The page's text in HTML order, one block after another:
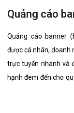
Quảng cáo
Quảng cáo banner
được cá nhân, doanh
trực tuyến nhanh và
hạnh đem đến cho